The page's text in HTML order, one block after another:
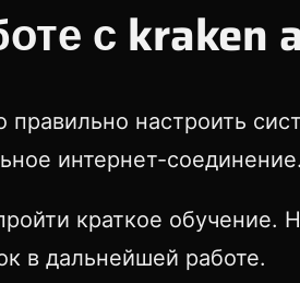
с kraken
настроить
интернет-соединение.
краткое
в дальнейшей работе.